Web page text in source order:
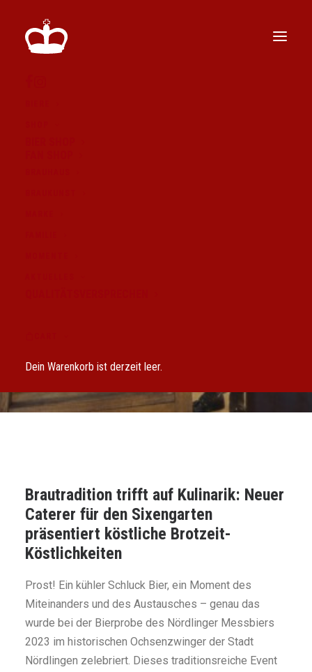
Dein Warenkorb ist derzeit leer.
OCHSENZWINGER
Brautradition trifft auf Kulinarik: Neuer
Caterer für den Sixengarten
präsentiert köstliche Brotzeit-
Köstlichkeiten
Prost! Ein kühler Schluck Bier, ein Moment des
Miteinanders und des Austausches – genau das
wurde bei der Bierprobe des Nördlinger Messbiers
2023 im historischen Ochsenzwinger der Stadt
Nördlingen zelebriert. Dieses traditionsreiche Event